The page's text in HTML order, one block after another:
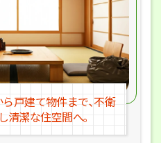
戸建て物件まで､不衛
清潔な住空間へ｡